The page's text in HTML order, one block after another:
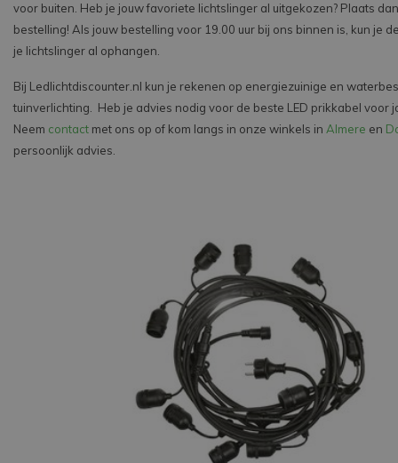
voor buiten. Heb je jouw favoriete lichtslinger al uitgekozen? Plaats
bestelling! Als jouw bestelling voor 19.00 uur bij ons binnen is, kun je
je lichtslinger al ophangen.
Bij Ledlichtdiscounter.nl kun je rekenen op energiezuinige en
tuinverlichting.
Heb je advies nodig voor de beste LED prikkabel voor
Neem contact met ons op of kom langs in onze winkels in Almere en
persoonlijk advies.